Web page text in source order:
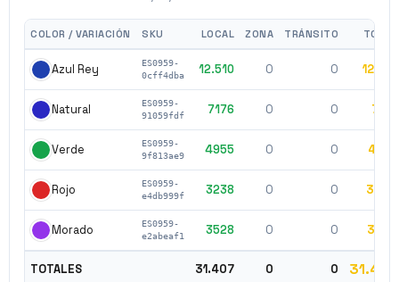
COLOR / VARIACIÓN SKU LOCAL ZONA TRÁNSITO TOTAL
Azul Rey
ES0959-
0cff4dba
12.510 0 0 12.510
Natural
ES0959-
91059fdf
7176 0 0 7176
Verde
ES0959-
9f813ae9
4955 0 0 4955
Rojo
ES0959-
e4db999f
3238 0 0 3238
Morado
ES0959-
e2abeaf1
3528 0 0 3528
TOTALES 31.407 0 0 31.407